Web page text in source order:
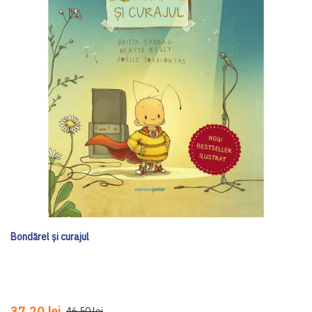
Bondărel și curajul